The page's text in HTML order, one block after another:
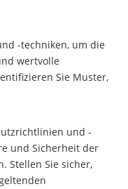
-techniken, um die
wertvolle
Sie Muster,
und -
und Sicherheit der
Stellen Sie sicher,